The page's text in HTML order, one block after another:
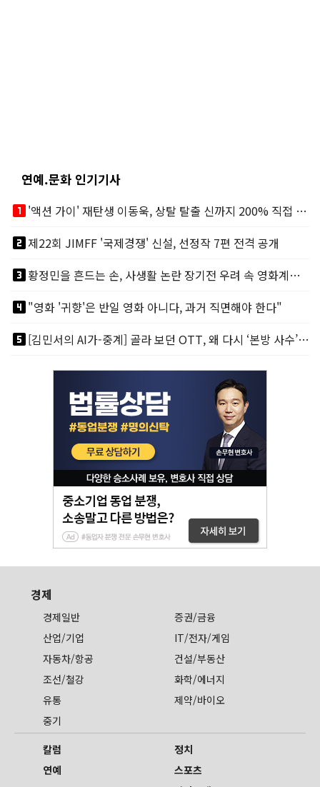
연예.문화 인기기사
looks_one
'액션 가이' 재탄생 이동욱, 상탈 탈출 신까지 200% 직접 소화
looks_two제22회 JIMFF '국제경쟁' 신설, 선정작 7편 전격 공개
looks_3
황정민을 흔드는 손, 사생활 논란 장기전 우려 속 영화계도 리스크
looks_4"영화 '귀향'은 반일 영화 아니다, 과거 직면해야 한다"
looks_5
[김민서의 AI가-중계] 골라 보던 OTT, 왜 다시 ‘본방 사수’를 부르나
경제
경제일반
증권/금융
산업/기업
IT/전자/게임
자동차/항공
건설/부동산
조선/철강
화학/에너지
유통
제약/바이오
중기
칼럼
정치
연예
스포츠